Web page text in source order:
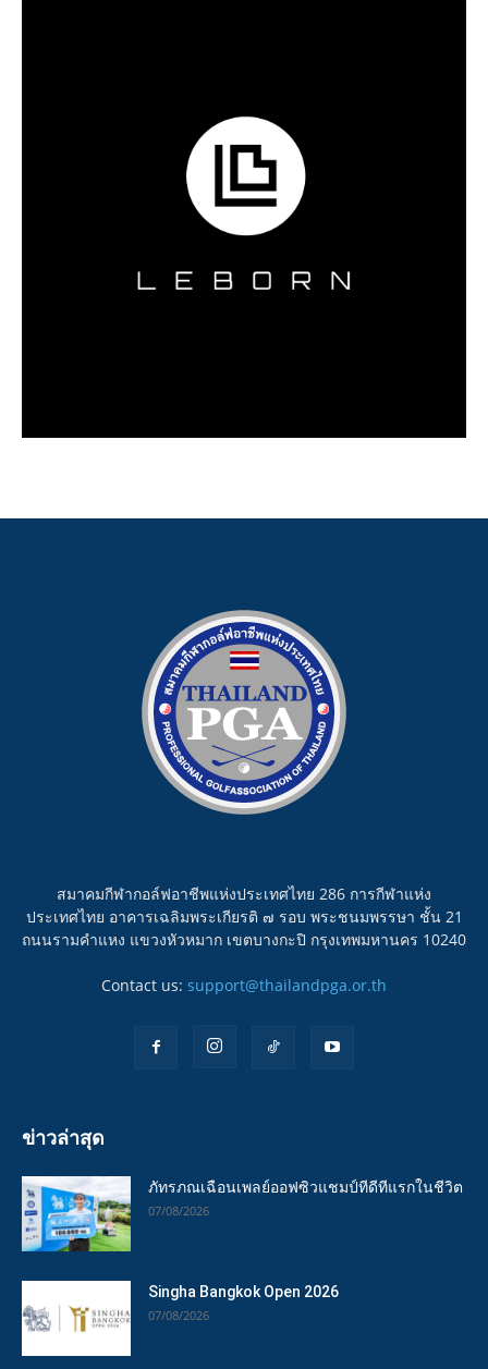
สมาคมกีฬากอล์ฟอาชีพแห่งประเทศไทย 286 การกีฬาแห่ง
ประเทศไทย อาคารเฉลิมพระเกียรติ ๗ รอบ พระชนมพรรษา ชั้น 21
ถนนรามคำแหง แขวงหัวหมาก เขตบางกะปิ กรุงเทพมหานคร 10240
Contact us: support@thailandpga.or.th
ข่าวล่าสุด
ภัทรภณเฉือนเพลย์ออฟซิวแชมป์ทีดีทีแรกในชีวิต
07/08/2026
Singha Bangkok Open 2026
07/08/2026